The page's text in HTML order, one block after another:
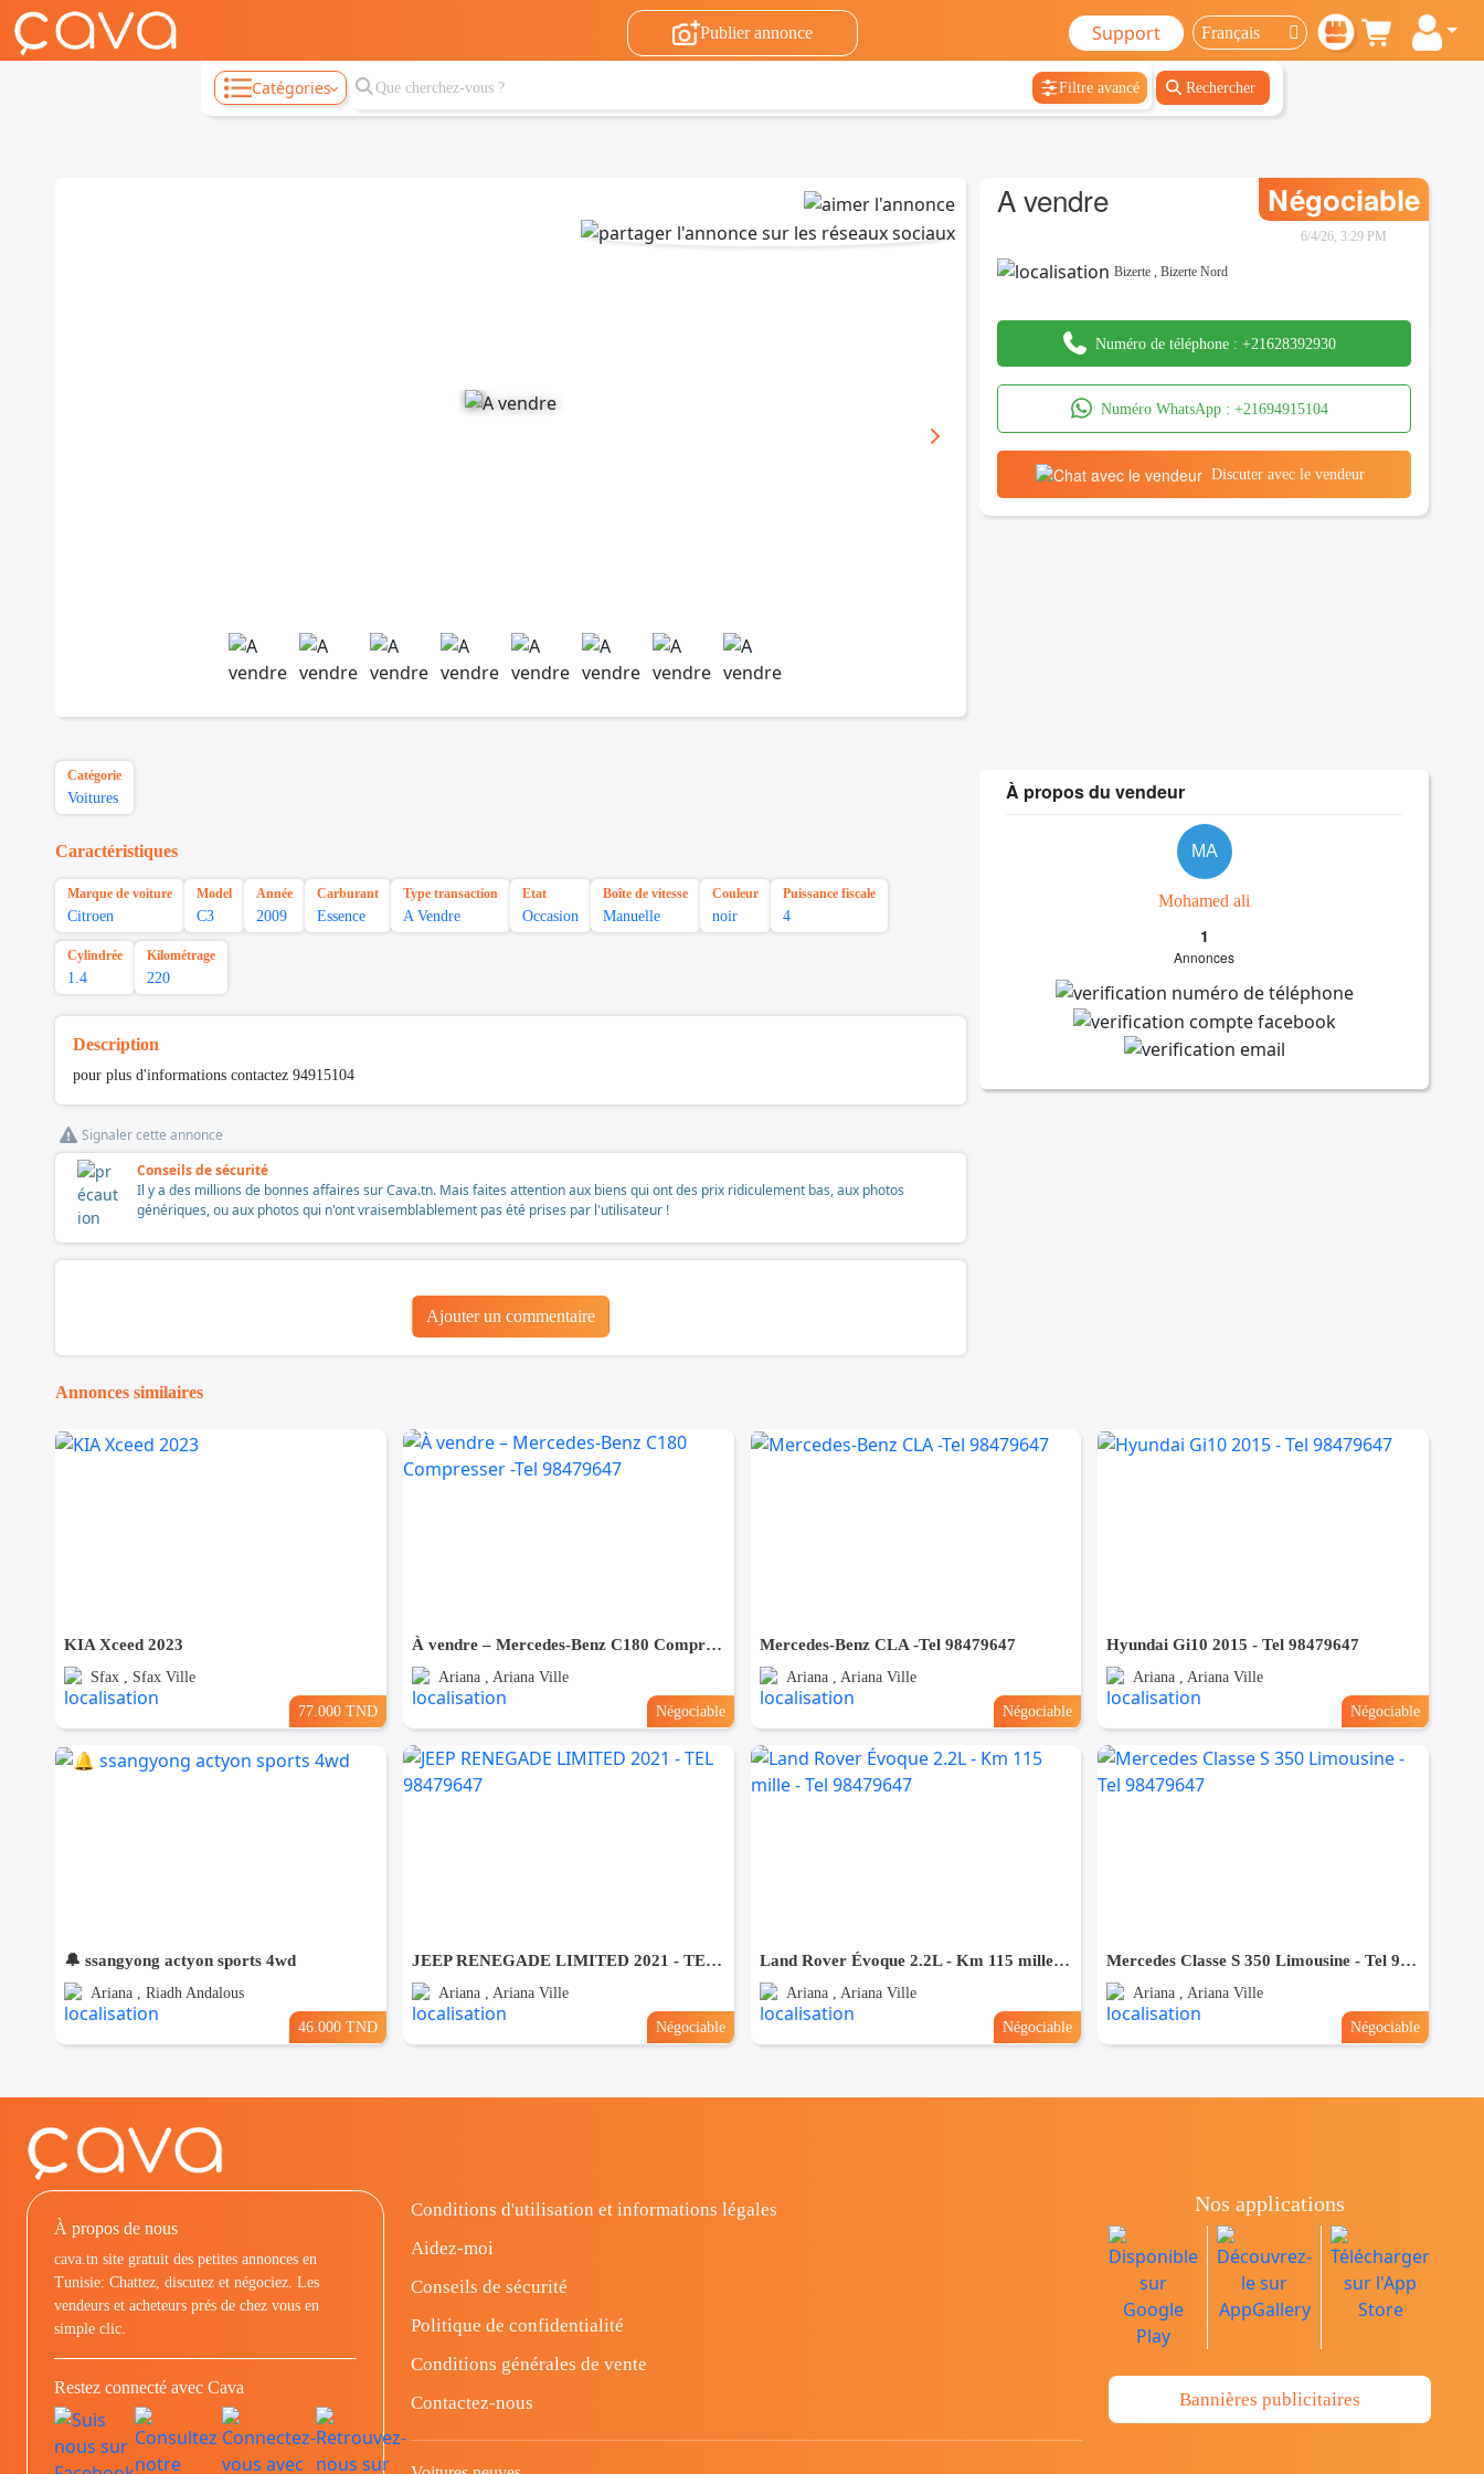
Publier annonce Support
Catégories Filtre avancé Rechercher
A vendre Négociable
6/4/26, 3:29 PM
Bizerte ,Bizerte Nord
Numéro de téléphone :+21628392930
Numéro WhatsApp : +21694915104
Discuter avec le vendeur
Catégorie
Voitures
Caractéristiques
Marque de voiture
Citroen
Model
C3
Année
2009
Carburant
Essence
Type transaction
A Vendre
Etat
Occasion
Boîte de vitesse
Manuelle
Couleur
noir
Puissance fiscale
4
Cylindrée
1.4
Kilométrage
220
Description
pour plus d'informations contactez 94915104
Signaler cette annonce
Conseils de sécurité
Il y a des millions de bonnes affaires sur Cava.tn. Mais faites attention aux biens qui ont des prix ridiculement bas, aux photos
génériques, ou aux photos qui n'ont vraisemblablement pas été prises par l'utilisateur !
Ajouter un commentaire
À propos du vendeur
MA
Mohamed ali
1
Annonces
Annonces similaires
KIA Xceed 2023
Sfax , Sfax Ville
77.000 TND
À vendre – Mercedes-Benz C180 Compresser -Tel 98479647
Ariana , Ariana Ville
Négociable
Mercedes-Benz CLA -Tel 98479647
Ariana , Ariana Ville
Négociable
Hyundai Gi10 2015 - Tel 98479647
Ariana , Ariana Ville
Négociable
🔔 ssangyong actyon sports 4wd
Ariana , Riadh Andalous
46.000 TND
JEEP RENEGADE LIMITED 2021 - TEL 98479647
Ariana , Ariana Ville
Négociable
Land Rover Évoque 2.2L - Km 115 mille - Tel 98479647
Ariana , Ariana Ville
Négociable
Mercedes Classe S 350 Limousine - Tel 98479647
Ariana , Ariana Ville
Négociable
À propos de nous
cava.tn site gratuit des petites annonces en
Tunisie: Chattez, discutez et négociez. Les
vendeurs et acheteurs prés de chez vous en
simple clic.
Restez connecté avec Cava
Conditions d'utilisation et informations légales
Aidez-moi
Conseils de sécurité
Politique de confidentialité
Conditions générales de vente
Contactez-nous
Nos applications
Bannières publicitaires